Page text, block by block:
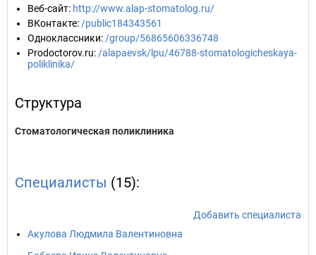
Веб-сайт: http://www.alap-stomatolog.ru/
ВКонтакте: /public184343561
Одноклассники: /group/56865606336748
Prodoctorov.ru: /alapaevsk/lpu/46788-stomatologicheskaya-
poliklinika/
Структура
Стоматологическая поликлиника
Специалисты (15):
Добавить специалиста
Акулова Людмила Валентиновна